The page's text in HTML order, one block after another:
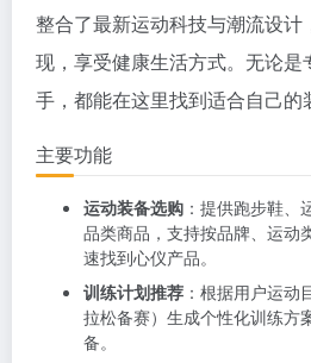
整合了最新运动科技与潮流设
现，享受健康生活方式。无论
手，都能在这里找到适合自己的
主要功能
运动装备选购 ：提供跑步鞋、
品类商品，支持按品牌、运动
速找到心仪产品。
训练计划推荐 ：根据用户运动
拉松备赛）生成个性化训练方
备。